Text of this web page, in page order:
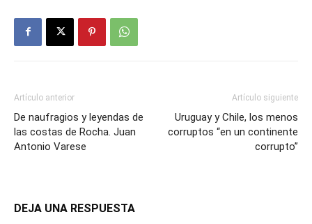
Artículo anterior
De naufragios y leyendas de
las costas de Rocha. Juan
Antonio Varese
Artículo siguiente
Uruguay y Chile, los menos
corruptos “en un continente
corrupto”
DEJA UNA RESPUESTA